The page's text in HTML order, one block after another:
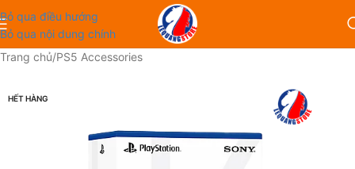
Bỏ qua điều hướng
Bỏ qua nội dung chính
Trang chủ/PS5 Accessories
HẾT HÀNG